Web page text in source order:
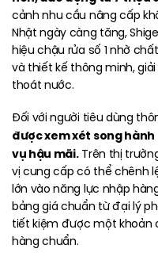
cảnh nhu cầu nâng cấp
Nhật ngày càng tăng,
hiệu chậu rửa số 1 nhờ
và thiết kế thông minh,
thoát nước.
Đối với người tiêu dùng
được xem xét song
vụ hậu mãi.Trên thị
vị cung cấp có thể chênh
lớn vào năng lực nhập
bảng giá chuẩn từ đại lý
tiết kiệm được một khoản
hàng chuẩn.